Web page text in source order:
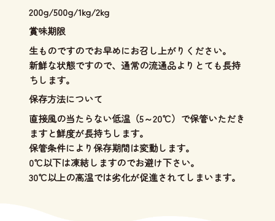
200g/500g/1kg/2kg
賞味期限
生ものですのでお早めにお召し上がりください。
新鮮な状態ですので、通常の流通品よりとても長持
ちします。
保存方法について
直接風の当たらない低温（5～20℃）で保管いただき
ますと鮮度が長持ちします。
保管条件により保存期間は変動します。
0℃以下は凍結しますのでお避け下さい。
30℃以上の高温では劣化が促進されてしまいます。